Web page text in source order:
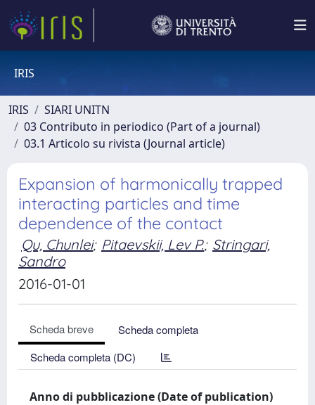
IRIS
IRIS
SIARI UNITN
03 Contributo in periodico (Part of a journal)
03.1 Articolo su rivista (Journal article)
Expansion of harmonically trapped
interacting particles and time
dependence of the contact
Qu, Chunlei; Pitaevskii, Lev P.; Stringari,
Sandro
2016-01-01
Scheda breve
Scheda completa
Scheda completa (DC)
Anno di pubblicazione (Date of publication)